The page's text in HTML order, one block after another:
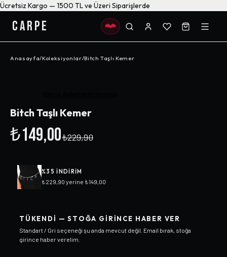
Ücretsiz Kargo — 1500 TL ve Üzeri Siparişlerde
CARPE
Anasayfa/Koleksiyonlar/Bitch Taşlı Kemer
Bitch Taşlı Kemer
₺149,00₺229,90
%35 INDIRIM
₺229,90 yerine ₺149,00
TÜKENDI — STOĞA GIRINCE HABER VER
Standart / Gri seçeneği şu anda mevcut değil. Email bırak, stoğa
girince haber verelim.